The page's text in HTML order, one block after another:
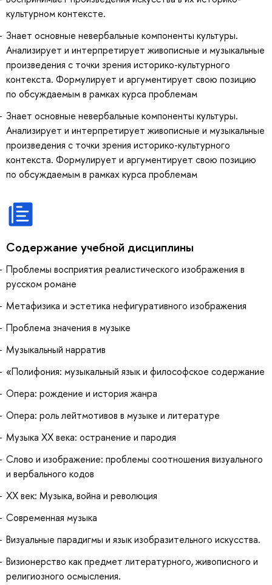
культурном контексте.
Знает основные невербальные компоненты культуры.
Анализирует и интерпретирует живописные и музыкальные
произведения с точки зрения историко-культурного
контекста. Формулирует и аргументирует свою позицию
по обсуждаемым в рамках курса проблемам
Знает основные невербальные компоненты культуры.
Анализирует и интерпретирует живописные и музыкальные
произведения с точки зрения историко-культурного
контекста. Формулирует и аргументирует свою позицию
по обсуждаемым в рамках курса проблемам
Содержание учебной дисциплины
Проблемы восприятия реалистического изображения в
русском романе
Метафизика и эстетика нефигуративного изображения
Проблема значения в музыке
Музыкальный нарратив
«Полифония: музыкальный язык и философское содержание
Опера: рождение и история жанра
Опера: роль лейтмотивов в музыке и литературе
Музыка ХХ века: остранение и пародия
Слово и изображение: проблемы соотношения визуального
и вербального кодов
ХХ век: Музыка, война и революция
Современная музыка
Визуальные парадигмы и язык изобразительного искусства.
Визионерство как предмет литературного, живописного и
религиозного осмысления.